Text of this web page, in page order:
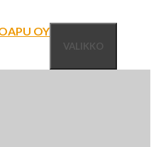
VALIKKO